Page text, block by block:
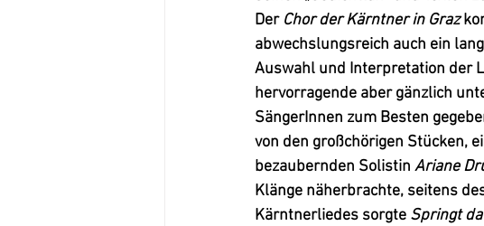
Der Chor der Kärntner in Graz
abwechslungsreich auch ein
Auswahl und Interpretation der
hervorragende aber gänzlich
SängerInnen zum Besten
von den großchörigen Stücken,
bezaubernden Solistin Ariane
Klänge näherbrachte, seitens
Kärntnerliedes sorgte Springt